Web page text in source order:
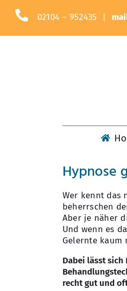
Inhalt
02104 – 952435 |
Hypnose
Wer kennt das
beherrschen
Aber je näher
Und wenn es
Gelernte kaum
Dabei lässt
recht gut und